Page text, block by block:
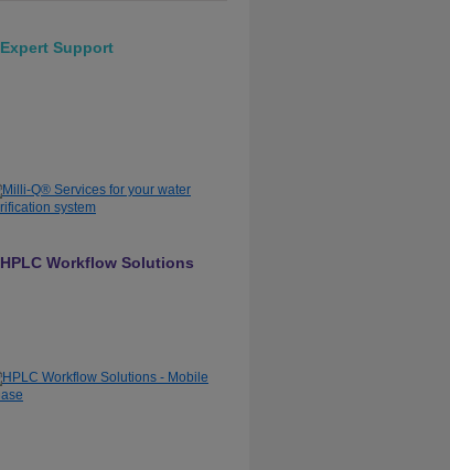
Expert Support
HPLC Workflow Solutions